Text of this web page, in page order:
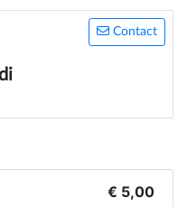
Contact
€ 5,00